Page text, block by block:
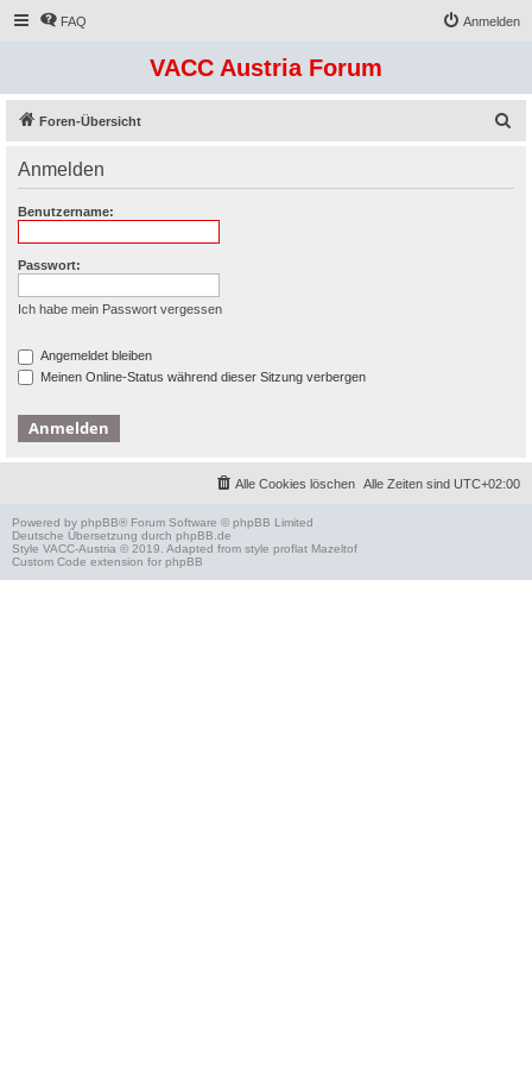
FAQ Anmelden
VACC Austria Forum
Foren-Übersicht
Anmelden
Benutzername:
Passwort:
Ich habe mein Passwort vergessen
Angemeldet bleiben
Meinen Online-Status während dieser Sitzung verbergen
Alle Zeiten sind UTC+02:00
Alle Cookies löschen
Powered by phpBB® Forum Software © phpBB Limited
Deutsche Übersetzung durch phpBB.de
Style VACC-Austria © 2019. Adapted from style proflat Mazeltof
Custom Code extension for phpBB